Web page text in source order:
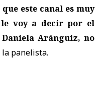
este canal es muy
voy a decir por el
Aránguiz, no
panelista.